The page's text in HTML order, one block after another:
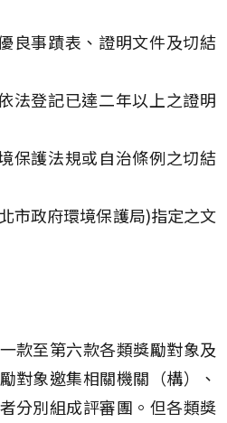
良事蹟表、證明文件及切結
法登記已達二年以上之證明
保護法規或自治條例之切結
市政府環境保護局)指定之文
款至第六款各類獎勵對象及
對象邀集相關機關（構）、
分別組成評審團。但各類獎